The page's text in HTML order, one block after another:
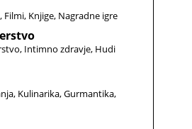
Filmi Knjige Nagradne igre
Intimno zdravje Hudi
Kulinarika Gurmantika